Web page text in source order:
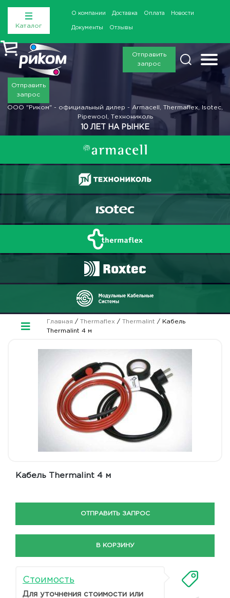
Каталог
О компании Доставка Оплата Новости
Документы Отзывы
Отправить
запрос
Отправить
запрос
ООО "Риком" - официальный дилер - Armacell, Thermaflex, Isotec,
Pipewool, Технониколь
10 ЛЕТ НА РЫНКЕ
Главная / Thermaflex / Thermalint / Кабель
Thermalint 4 м
Кабель Thermalint 4 м
ОТПРАВИТЬ ЗАПРОС
В КОРЗИНУ
Стоимость
Для уточнения стоимости или